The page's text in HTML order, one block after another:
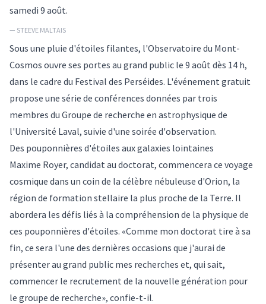
samedi 9 août.
— STEEVE MALTAIS
Sous une pluie d'étoiles filantes, l'Observatoire du Mont-
Cosmos ouvre ses portes au grand public le 9 août dès 14 h,
dans le cadre du Festival des Perséides. L'événement gratuit
propose une série de conférences données par trois
membres du Groupe de recherche en astrophysique de
l'Université Laval, suivie d'une soirée d'observation.
Des pouponnières d'étoiles aux galaxies lointaines
Maxime Royer, candidat au doctorat, commencera ce voyage
cosmique dans un coin de la célèbre nébuleuse d'Orion, la
région de formation stellaire la plus proche de la Terre. Il
abordera les défis liés à la compréhension de la physique de
ces pouponnières d'étoiles. «Comme mon doctorat tire à sa
fin, ce sera l'une des dernières occasions que j'aurai de
présenter au grand public mes recherches et, qui sait,
commencer le recrutement de la nouvelle génération pour
le groupe de recherche», confie-t-il.